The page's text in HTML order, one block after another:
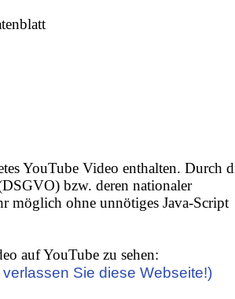
YouTube Video enthalten. Durch
bzw. deren nationaler
möglich ohne unnötiges Java-Script
auf YouTube zu sehen:
Sie diese Webseite!)